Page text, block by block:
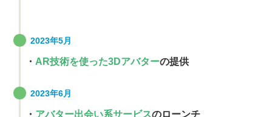
2023年5月
・ AR技術を使った3Dアバターの提供
2023年6月
・ アバター出会い系サービスのローンチ